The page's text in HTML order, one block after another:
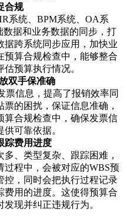
合规
系统、BPM系统、OA系
数据和业务数据的同步，打
据跨系统同步应用，加快业
预算合规检查中，能够整合
预算执行情况。
双手保准确
票信息，提高了报销效率同
的困扰，保证信息准确，
算合规检查中，确保发票信
可靠依据。
踪费用进度
、类型复杂、跟踪困难，
程中，会被对应的WBS预
控，同时会把执行过程记录
费用的进度。这使得预算合
现并纠正违规行为。